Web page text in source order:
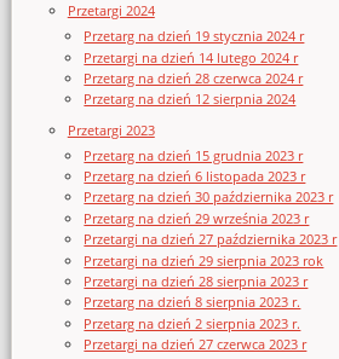
Przetargi 2024
Przetarg na dzień 19 stycznia 2024 r
Przetargi na dzień 14 lutego 2024 r
Przetarg na dzień 28 czerwca 2024 r
Przetarg na dzień 12 sierpnia 2024
Przetargi 2023
Przetarg na dzień 15 grudnia 2023 r
Przetarg na dzień 6 listopada 2023 r
Przetarg na dzień 30 października 2023 r
Przetarg na dzień 29 września 2023 r
Przetargi na dzień 27 października 2023 r
Przetargi na dzień 29 sierpnia 2023 rok
Przetargi na dzień 28 sierpnia 2023 r
Przetarg na dzień 8 sierpnia 2023 r.
Przetarg na dzień 2 sierpnia 2023 r.
Przetargi na dzień 27 czerwca 2023 r